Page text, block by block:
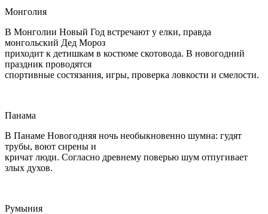
Монголия
В Монголии Новый Год встречают у елки, правда
монгольский Дед Мороз
приходит к детишкам в костюме скотовода. В новогодний
праздник проводятся
спортивные состязания, игры, проверка ловкости и смелости.
Панама
В Панаме Новогодняя ночь необыкновенно шумна: гудят
трубы, воют сирены и
кричат люди. Согласно древнему поверью шум отпугивает
злых духов.
Румыния